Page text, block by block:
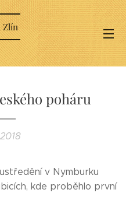
Zlín
poháru
v Nymburku
kde proběhlo první